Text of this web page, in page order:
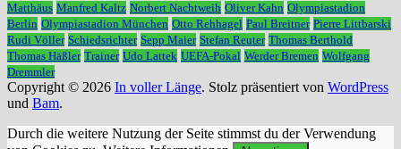
Matthäus Manfred Kaltz Norbert Nachtweih Oliver Kahn Olympiastadion
Berlin Olympiastadion München Otto Rehhagel Paul Breitner Pierre Littbarski
Rudi Völler Schiedsrichter Sepp Maier Stefan Reuter Thomas Berthold
Thomas Häßler Trainer Udo Lattek UEFA-Pokal Werder Bremen Wolfgang
Dremmler
Copyright © 2026 In voller Länge. Stolz präsentiert von WordPress
und Bam.
Durch die weitere Nutzung der Seite stimmst du der Verwendung